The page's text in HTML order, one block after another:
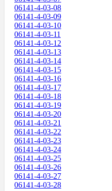
06141-4-03-08
06141-4-03-09
06141-4-03-10
06141-4-03-11
06141-4-03-12
06141-4-03-13
06141-4-03-14
06141-4-03-15
06141-4-03-16
06141-4-03-17
06141-4-03-18
06141-4-03-19
06141-4-03-20
06141-4-03-21
06141-4-03-22
06141-4-03-23
06141-4-03-24
06141-4-03-25
06141-4-03-26
06141-4-03-27
06141-4-03-28